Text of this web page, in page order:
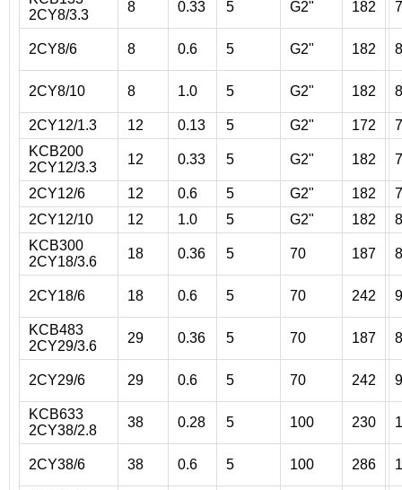
2CY8/3.3
8 0.33 5 G2" 182
2CY8/6 8 0.6 5 G2" 182
2CY8/10 8 1.0 5 G2" 182
2CY12/1.3 12 0.13 5 G2" 172
KCB200
2CY12/3.3
12 0.33 5 G2" 182
2CY12/6 12 0.6 5 G2" 182
2CY12/10
12 1.0 5 G2" 182
KCB300
2CY18/3.6
18 0.36 5 70 187
2CY18/6 18 0.6 5 70 242
KCB483
2CY29/3.6
29 0.36 5 70 187
2CY29/6 29 0.6 5 70 242
KCB633
2CY38/2.8
38 0.28 5 100 230
2CY38/6 38 0.6 5 100 286